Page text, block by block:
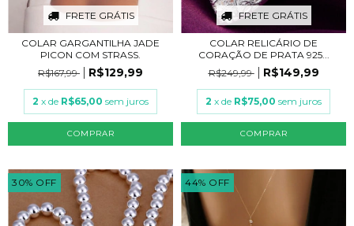
FRETE GRÁTIS
COLAR GARGANTILHA JADE
PICON COM STRASS.
R$167,99
R$129,99
2 x de R$65,00 sem juros
COMPRAR
FRETE GRÁTIS
COLAR RELICÁRIO DE
CORAÇÃO DE PRATA 925...
R$249,99
R$149,99
2 x de R$75,00 sem juros
COMPRAR
30% OFF 44% OFF